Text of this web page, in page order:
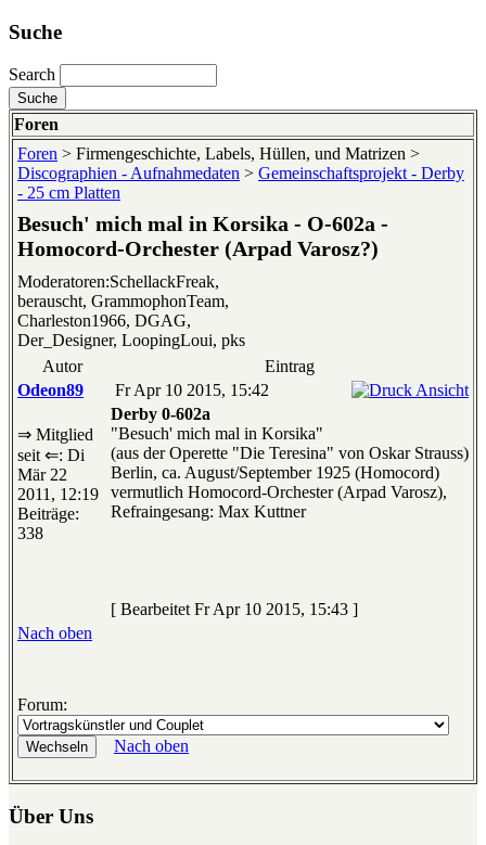
Suche
Search
Foren
Foren > Firmengeschichte, Labels, Hüllen, und Matrizen >
Discographien - Aufnahmedaten > Gemeinschaftsprojekt - Derby
- 25 cm Platten
Besuch' mich mal in Korsika - O-602a -
Homocord-Orchester (Arpad Varosz?)
Moderatoren:SchellackFreak,
berauscht, GrammophonTeam,
Charleston1966, DGAG,
Der_Designer, LoopingLoui, pks
Autor
Eintrag
Odeon89
Fr Apr 10 2015, 15:42
⇒ Mitglied
seit ⇐: Di
Mär 22
2011, 12:19
Beiträge:
338
Derby 0-602a
"Besuch' mich mal in Korsika"
(aus der Operette "Die Teresina" von Oskar Strauss)
Berlin, ca. August/September 1925 (Homocord)
vermutlich Homocord-Orchester (Arpad Varosz),
Refraingesang: Max Kuttner
[ Bearbeitet Fr Apr 10 2015, 15:43 ]
Nach oben
Forum:
Nach oben
Über Uns